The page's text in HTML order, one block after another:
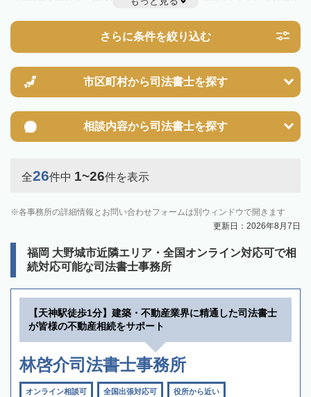
を抱えている方は一度近隣の司法書士に相談してみましょう。
さらに条件を絞り込む
市区町村から司法書士を探す
相談内容から司法書士を探す
全26件中 1~26件を表示
各事務所の詳細情報とお問い合わせフォームは別ウィンドウで開きます
更新日：2026年8月7日
福岡 大野城市近隣エリア・全国オンライン対応可で相
続対応可能な司法書士事務所
【天神駅徒歩1分】建築・不動産業界に精通した司法書士
が皆様の不動産相続をサポート
林啓介司法書士事務所
オンライン相談可 全国出張対応可 役所から近い